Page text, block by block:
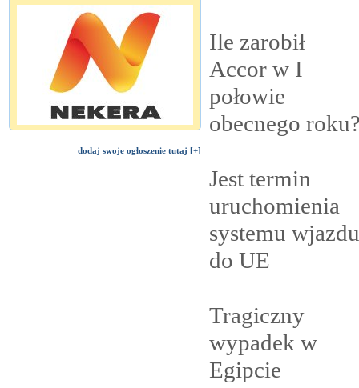
dodaj swoje ogłoszenie tutaj [+]
Ile zarobił
Accor w I
połowie
obecnego
Jest termin
uruchomienia
systemu wjazdu
do UE
Tragiczny
wypadek w
Egipcie